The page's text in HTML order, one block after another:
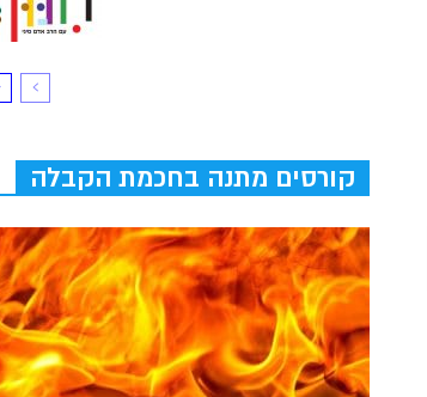
קורסים מתנה בחכמת הקבלה